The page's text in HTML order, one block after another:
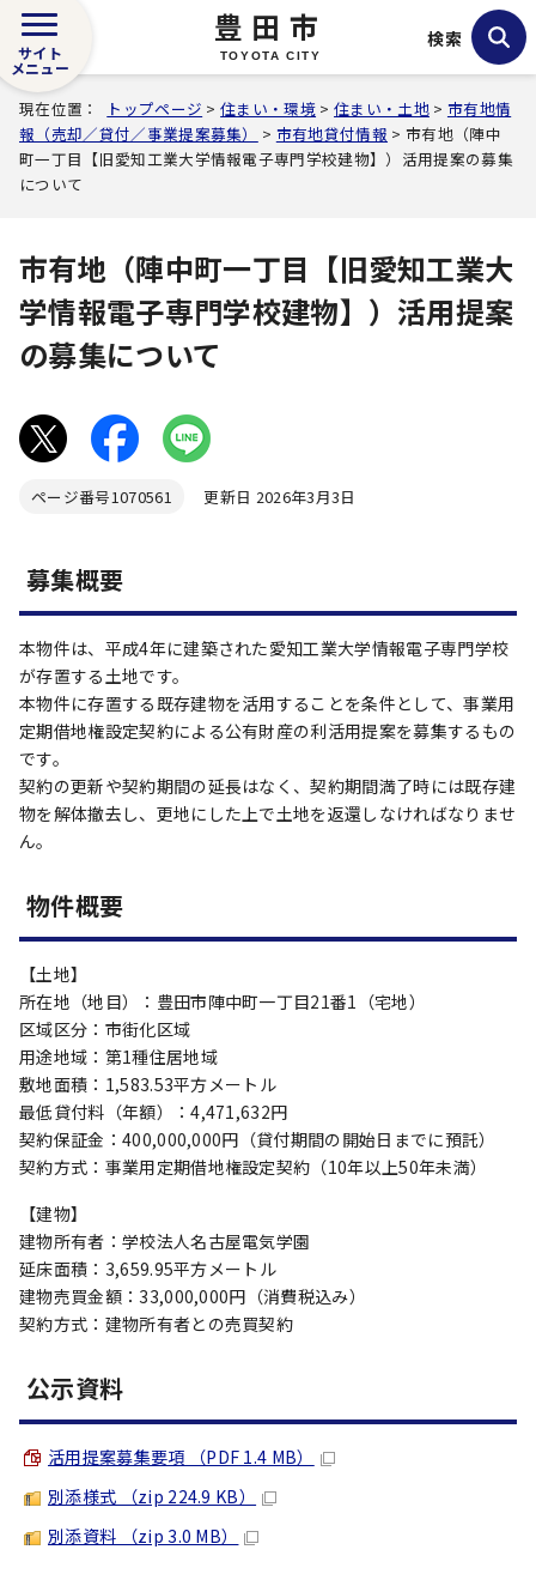
豊田市
TOYOTA CITY
サイト
メニュー
検索
現在位置： トップページ >住まい・環境 >住まい・土地> 市有地情
報（売却／貸付／事業提案募集）
> 市有地貸付情報 > 市有地（陣中
町一丁目【旧愛知工業大学情報電子専門学校建物】）活用提案の募集
について
市有地（陣中町一丁目【旧愛知工業大
学情報電子専門学校建物】）活用提案
の募集について
ページ番号1070561 更新日 2026年3月3日
募集概要
本物件は、平成4年に建築された愛知工業大学情報電子専門学校
が存置する土地です。
本物件に存置する既存建物を活用することを条件として、事業用
定期借地権設定契約による公有財産の利活用提案を募集するもの
です。
契約の更新や契約期間の延長はなく、契約期間満了時には既存建
物を解体撤去し、更地にした上で土地を返還しなければなりませ
ん。
物件概要
【土地】
所在地（地目）：豊田市陣中町一丁目21番1（宅地）
区域区分：市街化区域
用途地域：第1種住居地域
敷地面積：1,583.53平方メートル
最低貸付料（年額）：4,471,632円
契約保証金：400,000,000円（貸付期間の開始日までに預託）
契約方式：事業用定期借地権設定契約（10年以上50年未満）
【建物】
建物所有者：学校法人名古屋電気学園
延床面積：3,659.95平方メートル
建物売買金額：33,000,000円（消費税込み）
契約方式：建物所有者との売買契約
公示資料
活用提案募集要項 （PDF 1.4 MB）
別添様式 （zip 224.9 KB）
別添資料 （zip 3.0 MB）